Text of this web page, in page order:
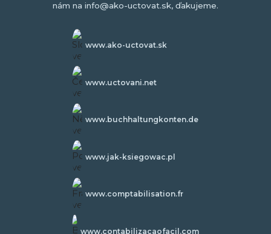
nám na info@ako-uctovat.sk, ďakujeme.
www.ako-uctovat.sk
www.uctovani.net
www.buchhaltungkonten.de
www.jak-ksiegowac.pl
www.comptabilisation.fr
www.contabilizacaofacil.com